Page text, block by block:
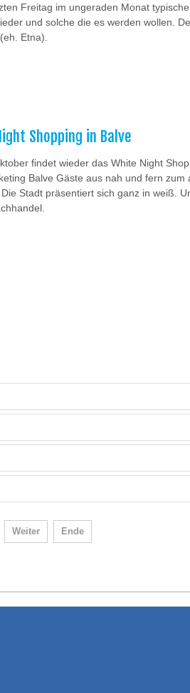
Freitag im ungeraden Monat
und solche die es werden wollen.
Etna).
Shopping in Balve
findet wieder das White Night
Balve Gäste aus nah und fern
Stadt präsentiert sich ganz in weiß.
Weiter Ende